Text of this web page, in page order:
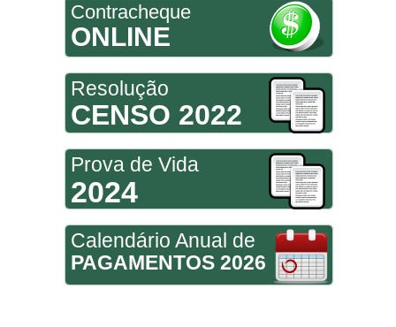
Contracheque
ONLINE
Resolução
CENSO 2022
Prova de Vida
2024
Calendário Anual de
PAGAMENTOS 2026